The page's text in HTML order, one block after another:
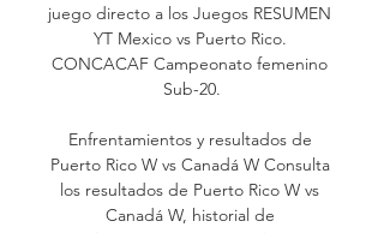
juego directo a los Juegos RESUMEN
YT Mexico vs Puerto Rico.
CONCACAF Campeonato femenino
Sub-20.
Enfrentamientos y resultados de
Puerto Rico W vs Canadá W Consulta
los resultados de Puerto Rico W vs
Canadá W, historial de